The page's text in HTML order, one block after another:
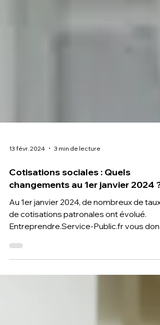
13 févr. 2024 3 min de lecture
Cotisations sociales : Quels
changements au 1er janvier 2024 ?
Au 1er janvier 2024, de nombreux de taux